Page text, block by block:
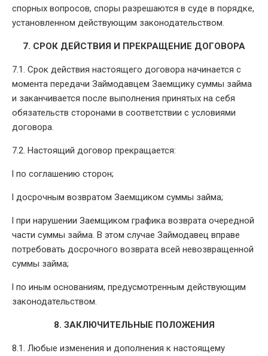
спорных вопросов, споры разрешаются в суде в порядке,
установленном действующим законодательством.
7. СРОК ДЕЙСТВИЯ И ПРЕКРАЩЕНИЕ ДОГОВОРА
7.1. Срок действия настоящего договора начинается с
момента передачи Займодавцем Заемщику суммы займа
и заканчивается после выполнения принятых на себя
обязательств сторонами в соответствии с условиями
договора.
7.2. Настоящий договор прекращается:
l по соглашению сторон;
l досрочным возвратом Заемщиком суммы займа;
l при нарушении Заемщиком графика возврата очередной
части суммы займа. В этом случае Займодавец вправе
потребовать досрочного возврата всей невозвращенной
суммы займа;
l по иным основаниям, предусмотренным действующим
законодательством.
8. ЗАКЛЮЧИТЕЛЬНЫЕ ПОЛОЖЕНИЯ
8.1. Любые изменения и дополнения к настоящему